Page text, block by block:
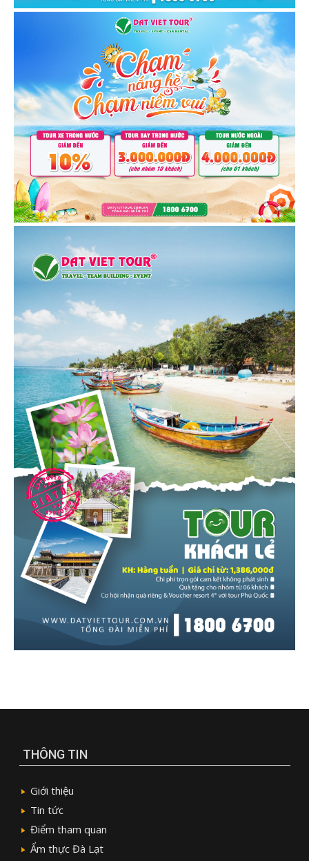
THÔNG TIN
Giới thiệu
Tin tức
Điểm tham quan
Ẩm thực Đà Lạt